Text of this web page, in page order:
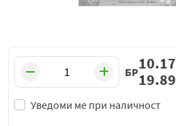
БР
Уведоми ме при наличност
10.17
19.89